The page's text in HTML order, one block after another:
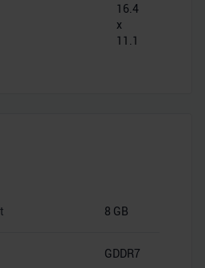
16.4
x
11.1
8 GB
GDDR7